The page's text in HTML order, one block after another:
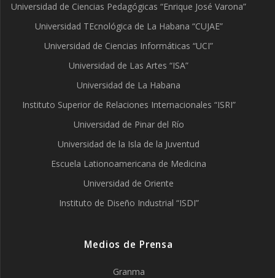
Universidad de Ciencias Pedagógicas “Enrique José Varona”
Universidad TEcnológica de La Habana “CUJAE”
Universidad de Ciencias Informáticas “UCI”
Universidad de Las Artes “ISA”
Universidad de La Habana
Instituto Superior de Relaciones Internacionales “ISRI”
Universidad de Pinar del Río
Universidad de la Isla de la Juventud
Escuela Lationoamericana de Medicina
Universidad de Oriente
Instituto de Diseño Industrial “ISDI”
Medios de Prensa
Granma